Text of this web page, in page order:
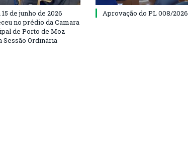
de junho de 2026
no prédio da Camara
de Porto de Moz
Sessão Ordinária
Aprovação do PL 008/2026